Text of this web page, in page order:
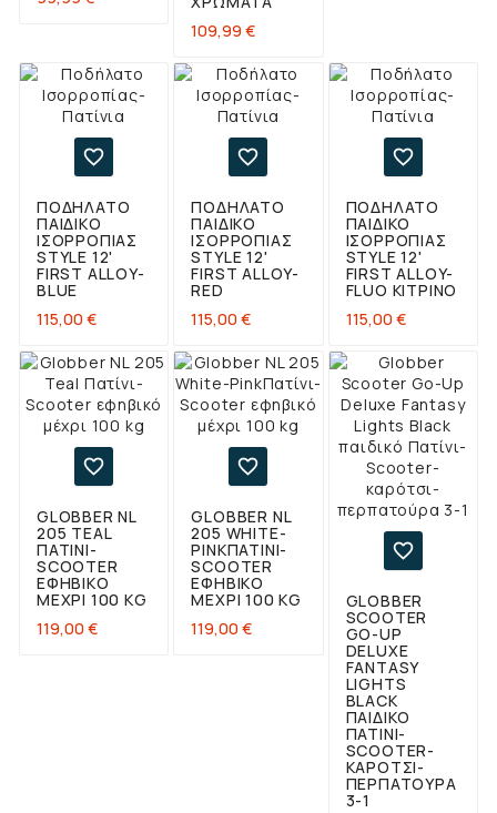
109,99 €

ΠΟΔΉΛΑΤΟ
ΠΑΙΔΙΚΌ
ΙΣΟΡΡΟΠΊΑΣ
STYLE 12'
FIRST ALLOY-
BLUE
115,00 €

ΠΟΔΉΛΑΤΟ
ΠΑΙΔΙΚΌ
ΙΣΟΡΡΟΠΊΑΣ
STYLE 12'
FIRST ALLOY-
RED
115,00 €

ΠΟΔΉΛΑΤΟ
ΠΑΙΔΙΚΌ
ΙΣΟΡΡΟΠΊΑΣ
STYLE 12'
FIRST ALLOY-
FLUO ΚΊΤΡΙΝΟ
115,00 €

GLOBBER NL
205 TEAL
ΠΑΤΊΝΙ-
SCOOTER
ΕΦΗΒΙΚΌ
ΜΈΧΡΙ 100 KG
119,00 €

GLOBBER NL
205 WHITE-
PINKΠΑΤΊΝΙ-
SCOOTER
ΕΦΗΒΙΚΌ
ΜΈΧΡΙ 100 KG
119,00 €

GLOBBER
SCOOTER
GO-UP
DELUXE
FANTASY
LIGHTS
BLACK
ΠΑΙΔΙΚΌ
ΠΑΤΊΝΙ-
SCOOTER-
ΚΑΡΌΤΣΙ-
ΠΕΡΠΑΤΟΎΡΑ
3-1